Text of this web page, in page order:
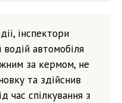
інспектори
автомобіля
за кермом, не
та здійснив
час спілкування з